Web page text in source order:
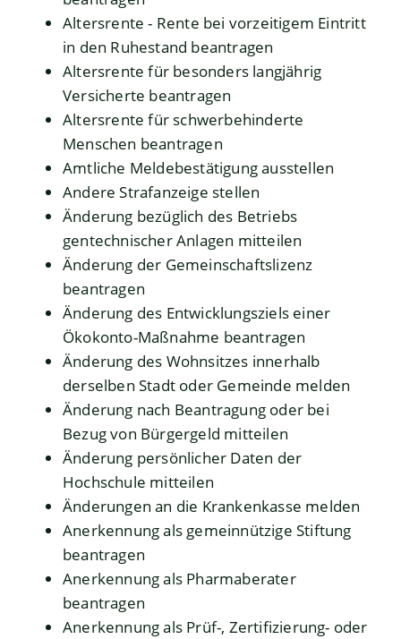
Altersrente - Rente bei vorzeitigem Eintritt
in den Ruhestand beantragen
Altersrente für besonders langjährig
Versicherte beantragen
Altersrente für schwerbehinderte
Menschen beantragen
Amtliche Meldebestätigung ausstellen
Andere Strafanzeige stellen
Änderung bezüglich des Betriebs
gentechnischer Anlagen mitteilen
Änderung der Gemeinschaftslizenz
beantragen
Änderung des Entwicklungsziels einer
Ökokonto-Maßnahme beantragen
Änderung des Wohnsitzes innerhalb
derselben Stadt oder Gemeinde melden
Änderung nach Beantragung oder bei
Bezug von Bürgergeld mitteilen
Änderung persönlicher Daten der
Hochschule mitteilen
Änderungen an die Krankenkasse melden
Anerkennung als gemeinnützige Stiftung
beantragen
Anerkennung als Pharmaberater
beantragen
Anerkennung als Prüf-, Zertifizierung- oder